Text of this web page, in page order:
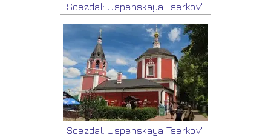
Soezdal: Uspenskaya Tserkov'
Soezdal: Uspenskaya Tserkov'